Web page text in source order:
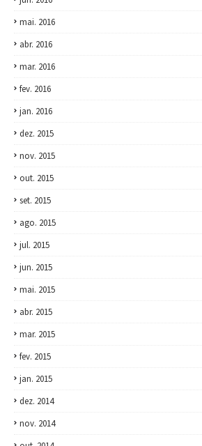
mai. 2016
abr. 2016
mar. 2016
fev. 2016
jan. 2016
dez. 2015
nov. 2015
out. 2015
set. 2015
ago. 2015
jul. 2015
jun. 2015
mai. 2015
abr. 2015
mar. 2015
fev. 2015
jan. 2015
dez. 2014
nov. 2014